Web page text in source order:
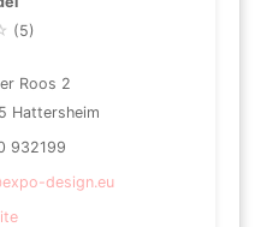
(5)
Roos 2
Hattersheim
932199
design.eu